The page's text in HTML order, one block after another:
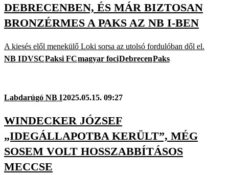
DEBRECENBEN, ÉS MÁR BIZTOSAN
BRONZÉRMES A PAKS AZ NB I-BEN
A kiesés elől menekülő Loki sorsa az utolsó fordulóban dől el.
NB IDVSCPaksi FCmagyar fociDebrecenPaks
Labdarúgó NB I2025.05.15. 09:27
WINDECKER JÓZSEF
„IDEGÁLLAPOTBA KERÜLT”, MÉG
SOSEM VOLT HOSSZABBÍTÁSOS
MECCSE